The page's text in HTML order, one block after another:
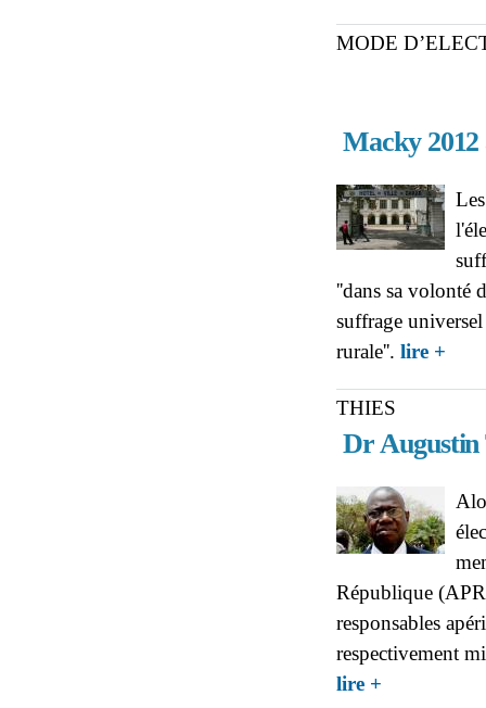
MODE
Macky 2012
''dans sa volonté
suffrage
rurale''. lire +
THIES
Dr Augustin
République
responsables
respectivement
lire +